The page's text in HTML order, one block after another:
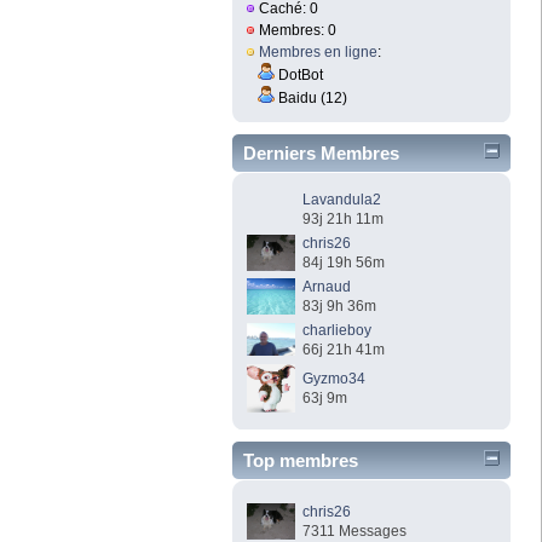
Caché: 0
Membres: 0
Membres en ligne:
DotBot
Baidu (12)
Derniers Membres
Lavandula2
93j 21h 11m
chris26
84j 19h 56m
Arnaud
83j 9h 36m
charlieboy
66j 21h 41m
Gyzmo34
63j 9m
Top membres
chris26
7311 Messages